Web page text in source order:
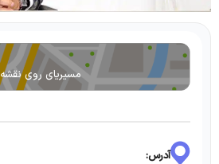
مسیریای روی نقشه
آدرس: